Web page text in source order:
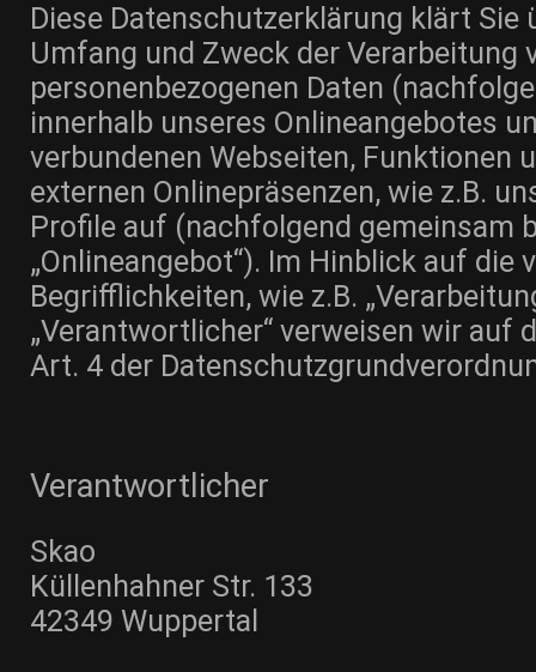
Diese Datenschutzerklärung klärt Sie
Umfang und Zweck der Verarbeitung
personenbezogenen Daten
innerhalb unseres Onlineangebotes
verbundenen Webseiten, Funktionen
externen Onlinepräsenzen, wie z.B.
Profile auf (nachfolgend gemeinsam
„Onlineangebot“). Im Hinblick auf die
Begrifflichkeiten, wie z.B.
„Verantwortlicher“ verweisen wir auf
Art. 4 der
Verantwortlicher
Skao
Küllenhahner Str. 133
42349 Wuppertal